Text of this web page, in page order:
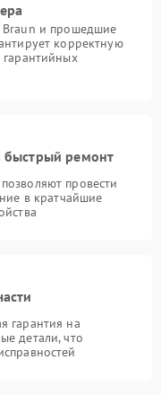
Braun и прошедшие
корректную
быстрый ремонт
провести
в кратчайшие
гарантия на
детали, что